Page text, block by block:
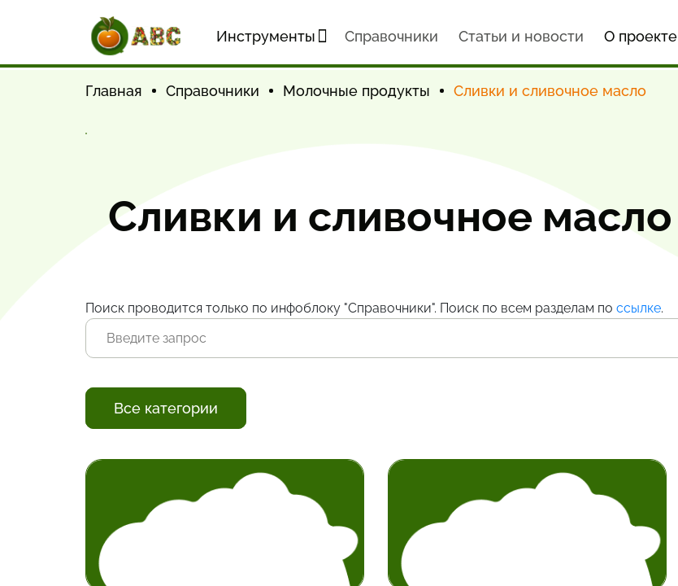
Инструменты Cправочники Статьи и новости О проекте
Главная Справочники Молочные продукты Сливки и сливочное масло
Сливки и сливочное масло
Поиск проводится только по инфоблоку "Справочники". Поиск по всем разделам по ссылке.
Все категории